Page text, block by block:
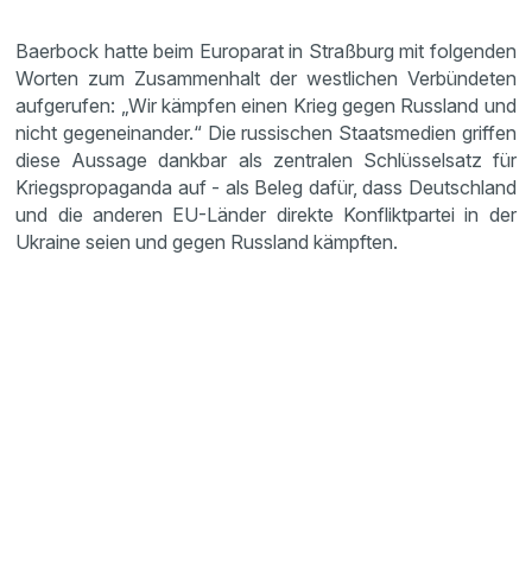
Baerbock hatte beim Europarat in Straßburg mit folgenden
Worten zum Zusammenhalt der westlichen Verbündeten
aufgerufen: „Wir kämpfen einen Krieg gegen Russland und
nicht gegeneinander.“ Die russischen Staatsmedien griffen
diese Aussage dankbar als zentralen Schlüsselsatz für
Kriegspropaganda auf - als Beleg dafür, dass Deutschland
und die anderen EU-Länder direkte Konfliktpartei in der
Ukraine seien und gegen Russland kämpften.